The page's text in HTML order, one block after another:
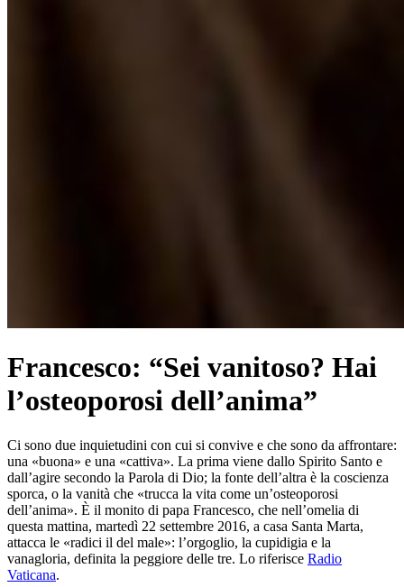
Francesco: “Sei vanitoso? Hai
l’osteoporosi dell’anima”
Ci sono due inquietudini con cui si convive e che sono da affrontare:
una «buona» e una «cattiva». La prima viene dallo Spirito Santo e
dall’agire secondo la Parola di Dio; la fonte dell’altra è la coscienza
sporca, o la vanità che «trucca la vita come un’osteoporosi
dell’anima». È il monito di papa Francesco, che nell’omelia di
questa mattina, martedì 22 settembre 2016, a casa Santa Marta,
attacca le «radici il del male»: l’orgoglio, la cupidigia e la
vanagloria, definita la peggiore delle tre. Lo riferisce Radio
Vaticana.